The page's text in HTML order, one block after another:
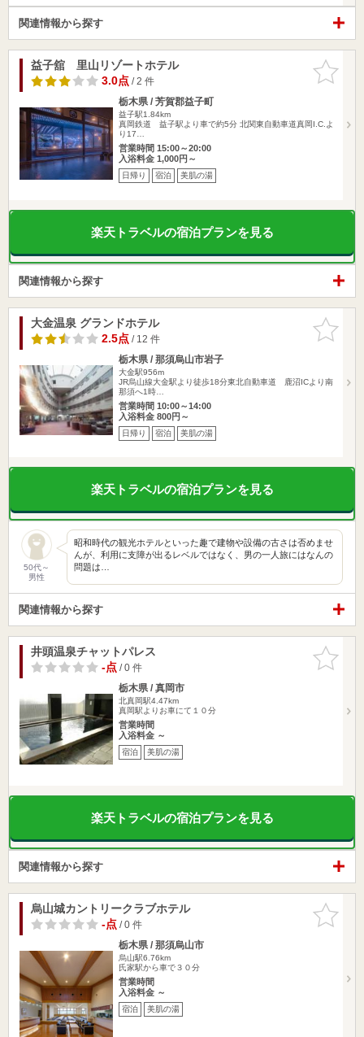
関連情報から探す
お気に入
りに追加
益子舘 里山リゾートホテル
3.0点/ 2 件
栃木県 / 芳賀郡益子町
益子駅1.84km
真岡鉄道 益子駅より車で約5分 北関東自動車道真岡I.C.よ
り17…
営業時間 15:00～20:00
入浴料金 1,000円～
日帰り 宿泊 美肌の湯
楽天トラベルの宿泊プランを見る
関連情報から探す
お気に入
りに追加
大金温泉 グランドホテル
2.5点/ 12 件
栃木県 / 那須烏山市岩子
大金駅956m
JR烏山線大金駅より徒歩18分東北自動車道 鹿沼ICより南
那須へ1時…
営業時間 10:00～14:00
入浴料金 800円～
日帰り 宿泊 美肌の湯
楽天トラベルの宿泊プランを見る
50代～
男性
昭和時代の観光ホテルといった趣で建物や設備の古さは否めませ
んが、利用に支障が出るレベルではなく、男の一人旅にはなんの
問題は…
関連情報から探す
お気に入
りに追加
井頭温泉チャットパレス
-点/ 0 件
栃木県 / 真岡市
北真岡駅4.47km
真岡駅よりお車にて１０分
営業時間
入浴料金 ～
宿泊 美肌の湯
楽天トラベルの宿泊プランを見る
関連情報から探す
お気に入
りに追加
烏山城カントリークラブホテル
-点/ 0 件
栃木県 / 那須烏山市
烏山駅6.76km
氏家駅から車で３０分
営業時間
入浴料金 ～
宿泊 美肌の湯